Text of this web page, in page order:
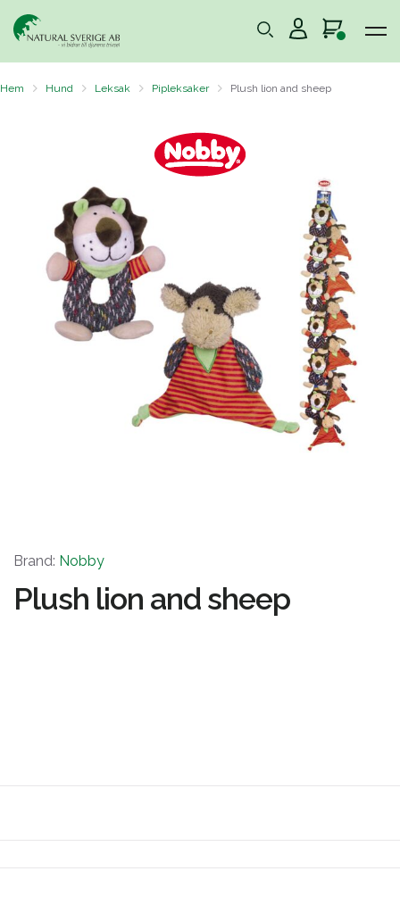
Hem Hund Leksak Pipleksaker Plush lion and sheep
Brand: Nobby
Plush lion and sheep